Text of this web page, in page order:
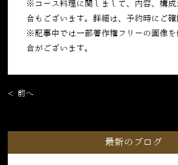
※コース料理に関しまして、内容、構成
合もございます。詳細は、予約時にご確
※記事中では一部著作権フリーの画像を
合がございます。
< 前へ
最新のブログ